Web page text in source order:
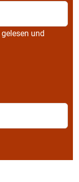
gelesen und